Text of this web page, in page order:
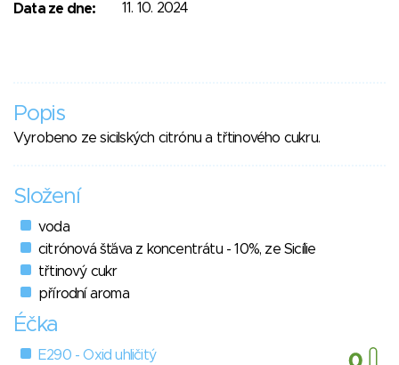
Data ze dne:
11. 10. 2024
Popis
Vyrobeno ze sicilských citrónu a třtinového cukru.
Složení
voda
citrónová šťáva z koncentrátu - 10%, ze Sicílie
třtinový cukr
přírodní aroma
Éčka
E290 - Oxid uhličitý